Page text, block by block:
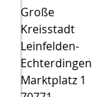
Große
Kreisstadt
Leinfelden-
Echterdingen
Marktplatz 1